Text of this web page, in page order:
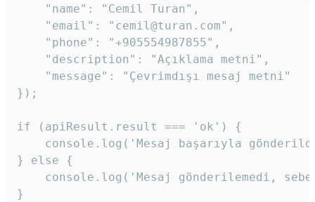
    "name": "Cemil Turan",
    "email": "cemil@turan.com",
    "phone": "+905554987855",
    "description": "Açıklama metni",
    "message": "Çevrimdışı mesaj metni"
});
if (apiResult.result === 'ok') {
console.log('Mesaj başarıyla
} else {
console.log('Mesaj gönderilemedi,
}